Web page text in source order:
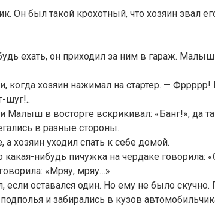
Он был такой крохотный, что хозяин звал
ехать, он приходил за ним в гараж.
когда хозяин нажимал на стартер. — Фррррр!
шуг!..
Малыш в восторге вскрикивал: «Банг!», да
в разные стороны.
хозяин уходил спать к себе домой.
нибудь пичужка на чердаке говорила:
«Мряу, мряу…»
оставался один. Но ему не было скучно.
и забирались в кузов